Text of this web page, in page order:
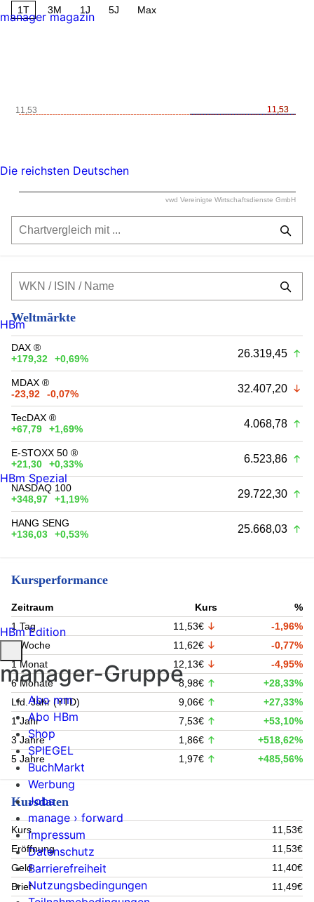
1T 3M 1J 5J Max
11,53
11,53
11,53
vwd Vereinigte Wirtschaftsdienste GmbH
Weltmärkte
DAX ®
+179,32
+0,69% 26.319,45
MDAX ®
-23,92
-0,07% 32.407,20
TecDAX ®
+67,79
+1,69% 4.068,78
E-STOXX 50 ®
+21,30
+0,33% 6.523,86
NASDAQ 100
+348,97
+1,19% 29.722,30
HANG SENG
+136,03
+0,53% 25.668,03
Kursperformance
Zeitraum Kurs
%
1 Tag
11,53€
-1,96%
1 Woche
11,62€
-0,77%
1 Monat
12,13€
-4,95%
6 Monate
8,98€
+28,33%
Lfd. Jahr (YTD)
9,06€
+27,33%
1 Jahr
7,53€
+53,10%
3 Jahre
1,86€
+518,62%
5 Jahre
1,97€ +485,56%
Kursdaten
Kurs
11,53€
Eröffnung
11,53€
Geld
11,40€
Brief
11,49€
manager magazin
Die reichsten Deutschen
HBm
HBm Spezial
HBm Edition
manager-Gruppe
Abo mm
Abo HBm
Shop
SPIEGEL
BuchMarkt
Werbung
Jobs
manage › forward
Impressum
Datenschutz
Barrierefreiheit
Nutzungsbedingungen